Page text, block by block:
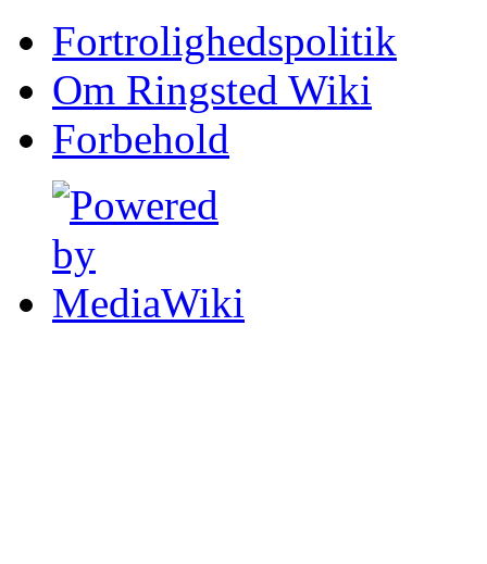
Fortrolighedspolitik
Om Ringsted Wiki
Forbehold